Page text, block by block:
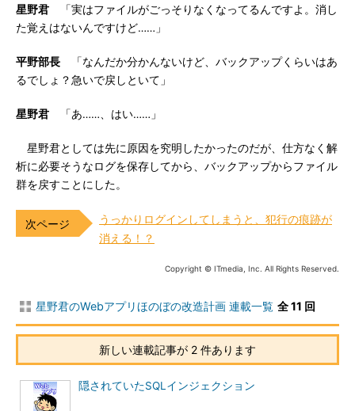
星野君 「実はファイルがごっそりなくなってるんですよ。消し
た覚えはないんですけど……」
平野部長 「なんだか分かんないけど、バックアップくらいはあ
るでしょ？急いで戻しといて」
星野君 「あ……、はい……」
星野君としては先に原因を究明したかったのだが、仕方なく解
析に必要そうなログを保存してから、バックアップからファイル
群を戻すことにした。
うっかりログインしてしまうと、犯行の痕跡が
消える！？
Copyright © ITmedia, Inc. All Rights Reserved.
星野君のWebアプリほのぼの改造計画 連載一覧 全 11 回
新しい連載記事が 2 件あります
隠されていたSQLインジェクション